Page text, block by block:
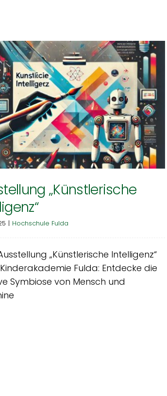
„Künstlerische
| Hochschule Fulda
„Künstlerische Intelligenz“
Fulda: Entdecke die
Symbiose von Mensch und
EngRoTec öffnet Türen für
Hünfelder
Nachwuchstalente
Synergie³